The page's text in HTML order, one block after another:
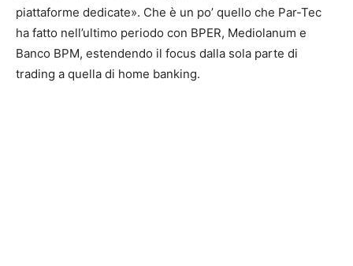
piattaforme dedicate». Che è un po’ quello che Par-Tec
ha fatto nell’ultimo periodo con BPER, Mediolanum e
Banco BPM, estendendo il focus dalla sola parte di
trading a quella di home banking.